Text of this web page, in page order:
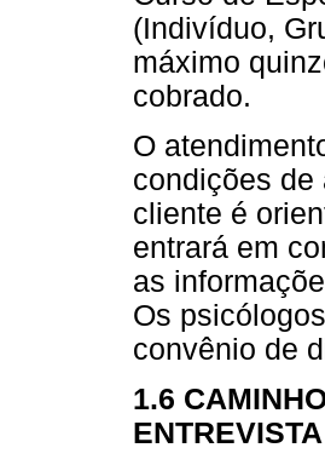
(Indivíduo,
máximo
cobrado.
O
condições de
cliente é
entrará em
as
Os
convênio de
1.6
ENTREVISTA